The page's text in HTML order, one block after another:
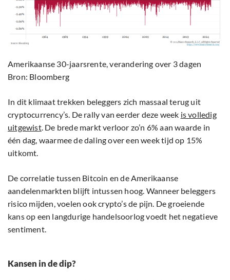
Amerikaanse 30-jaarsrente, verandering over 3 dagen
Bron: Bloomberg
In dit klimaat trekken beleggers zich massaal terug uit
cryptocurrency’s. De rally van eerder deze week is volledig
uitgewist. De brede markt verloor zo’n 6% aan waarde in
één dag, waarmee de daling over een week tijd op 15%
uitkomt.
De correlatie tussen Bitcoin en de Amerikaanse
aandelenmarkten blijft intussen hoog. Wanneer beleggers
risico mijden, voelen ook crypto’s de pijn. De groeiende
kans op een langdurige handelsoorlog voedt het negatieve
sentiment.
Kansen in de dip?